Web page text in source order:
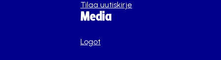
Tilaa uutiskirje
Media
Logot